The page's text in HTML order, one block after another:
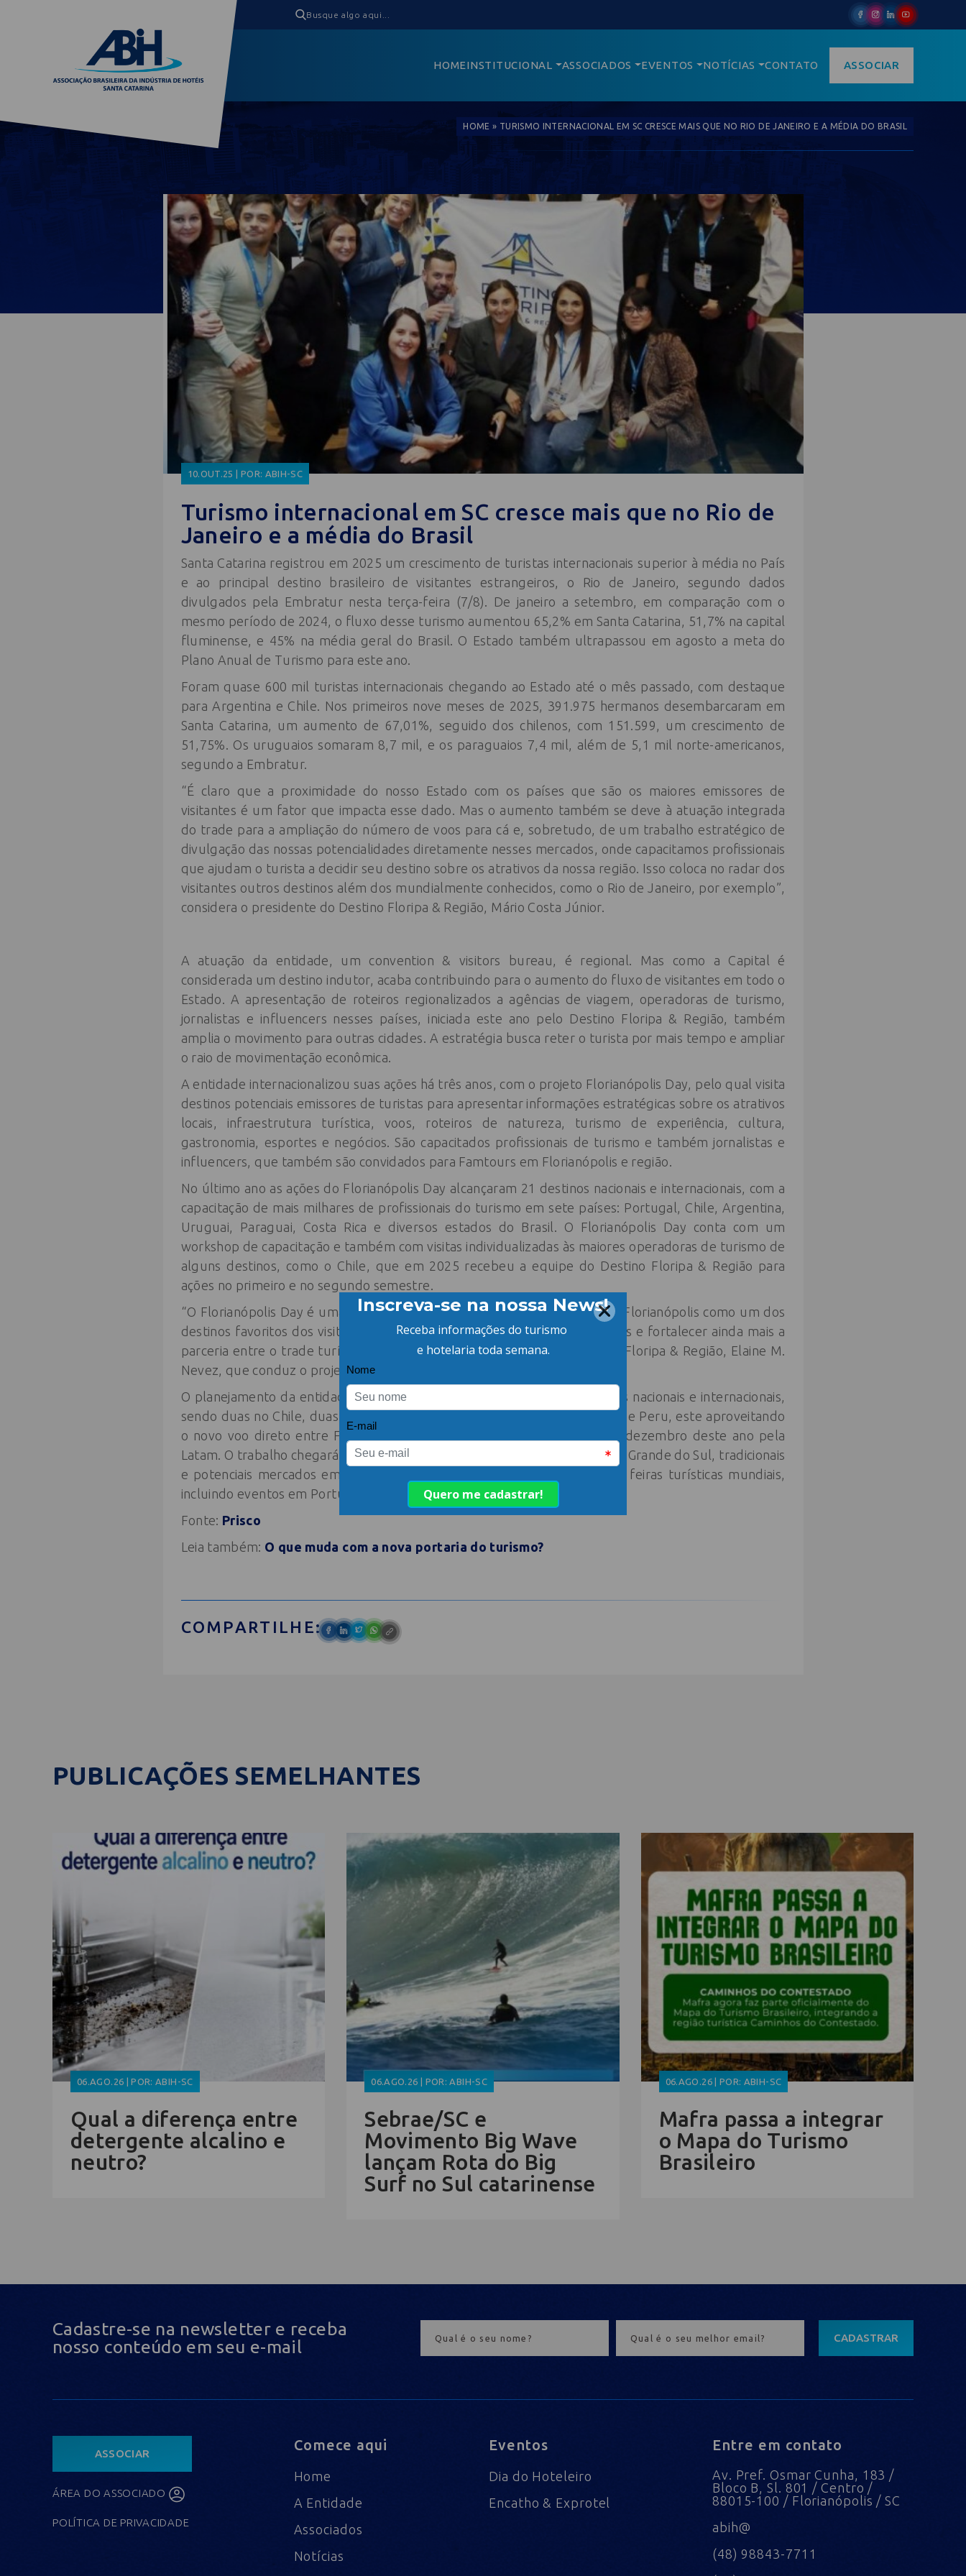
HOMEINSTITUCIONAL ASSOCIADOS EVENTOS NOTÍCIAS CONTATO ASSOCIAR
HOME » TURISMO INTERNACIONAL EM SC CRESCE MAIS QUE NO RIO DE JANEIRO E A MÉDIA DO BRASIL
10.OUT.25 | POR: ABIH-SC
Turismo internacional em SC cresce mais que no Rio de
Janeiro e a média do Brasil
Santa Catarina registrou em 2025 um crescimento de turistas internacionais superior à média no País
e ao principal destino brasileiro de visitantes estrangeiros, o Rio de Janeiro, segundo dados
divulgados pela Embratur nesta terça-feira (7/8). De janeiro a setembro, em comparação com o
mesmo período de 2024, o fluxo desse turismo aumentou 65,2% em Santa Catarina, 51,7% na capital
fluminense, e 45% na média geral do Brasil. O Estado também ultrapassou em agosto a meta do
Plano Anual de Turismo para este ano.
Foram quase 600 mil turistas internacionais chegando ao Estado até o mês passado, com destaque
para Argentina e Chile. Nos primeiros nove meses de 2025, 391.975 hermanos desembarcaram em
Santa Catarina, um aumento de 67,01%, seguido dos chilenos, com 151.599, um crescimento de
51,75%. Os uruguaios somaram 8,7 mil, e os paraguaios 7,4 mil, além de 5,1 mil norte-americanos,
segundo a Embratur.
“É claro que a proximidade do nosso Estado com os países que são os maiores emissores de
visitantes é um fator que impacta esse dado. Mas o aumento também se deve à atuação integrada
do trade para a ampliação do número de voos para cá e, sobretudo, de um trabalho estratégico de
divulgação das nossas potencialidades diretamente nesses mercados, onde capacitamos profissionais
que ajudam o turista a decidir seu destino sobre os atrativos da nossa região. Isso coloca no radar dos
visitantes outros destinos além dos mundialmente conhecidos, como o Rio de Janeiro, por exemplo”,
considera o presidente do Destino Floripa & Região, Mário Costa Júnior.
A atuação da entidade, um convention & visitors bureau, é regional. Mas como a Capital é
considerada um destino indutor, acaba contribuindo para o aumento do fluxo de visitantes em todo o
Estado. A apresentação de roteiros regionalizados a agências de viagem, operadoras de turismo,
jornalistas e influencers nesses países, iniciada este ano pelo Destino Floripa & Região, também
amplia o movimento para outras cidades. A estratégia busca reter o turista por mais tempo e ampliar
o raio de movimentação econômica.
A entidade internacionalizou suas ações há três anos, com o projeto Florianópolis Day, pelo qual visita
destinos potenciais emissores de turistas para apresentar informações estratégicas sobre os atrativos
locais, infraestrutura turística, voos, roteiros de natureza, turismo de experiência, cultura,
gastronomia, esportes e negócios. São capacitados profissionais de turismo e também jornalistas e
influencers, que também são convidados para Famtours em Florianópolis e região.
No último ano as ações do Florianópolis Day alcançaram 21 destinos nacionais e internacionais, com a
capacitação de mais milhares de profissionais do turismo em sete países: Portugal, Chile, Argentina,
Uruguai, Paraguai, Costa Rica e diversos estados do Brasil. O Florianópolis Day conta com um
workshop de capacitação e também com visitas individualizadas às maiores operadoras de turismo de
alguns destinos, como o Chile, que em 2025 recebeu a equipe do Destino Floripa & Região para
ações no primeiro e no segundo semestre.
“O Florianópolis Day é uma oportunidade única para consolidar a Grande Florianópolis como um dos
destinos favoritos dos visitantes internacionais, impulsionar novos negócios e fortalecer ainda mais a
parceria entre o trade turístico”, destaca a gerente executiva do Destino Floripa & Região, Elaine M.
Nevez, que conduz o projeto.
O planejamento da entidade para 2026 contempla 25 ações em mercados nacionais e internacionais,
sendo duas no Chile, duas na Argentina e as demais no Uruguai, Paraguai e Peru, este aproveitando
o novo voo direto entre Florianópolis e Lima, que começa a operar em dezembro deste ano pela
Latam. O trabalho chegará também a São Paulo, Minas Gerais, Paraná e Rio Grande do Sul, tradicionais
e potenciais mercados emissores de turistas, e 13 das mais importantes feiras turísticas mundiais,
incluindo eventos em Portugal, Chile, Costa Rica e Argentina.
Fonte: Prisco
Leia também: O que muda com a nova portaria do turismo?
COMPARTILHE:
PUBLICAÇÕES SEMELHANTES
06.AGO.26 | POR: ABIH-SC
Qual a diferença entre
detergente alcalino e
neutro?
06.AGO.26 | POR: ABIH-SC
Sebrae/SC e
Movimento Big Wave
lançam Rota do Big
Surf no Sul catarinense
06.AGO.26 | POR: ABIH-SC
Mafra passa a integrar
o Mapa do Turismo
Brasileiro
Cadastre-se na newsletter e receba
nosso conteúdo em seu e-mail
CADASTRAR
ASSOCIAR
ÁREA DO ASSOCIADO
POLÍTICA DE PRIVACIDADE
Comece aqui
Home
A Entidade
Associados
Notícias
Eventos
Dia do Hoteleiro
Encatho & Exprotel
Entre em contato
Av. Pref. Osmar Cunha, 183 /
Bloco B, Sl. 801 / Centro /
88015-100 / Florianópolis / SC
abih@
(48) 98843-7711